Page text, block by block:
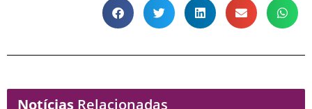
Notícias Relacionadas